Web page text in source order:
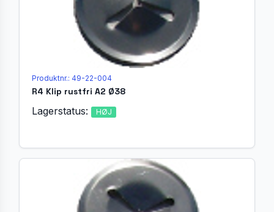
Produktnr.: 49-22-004
R4 Klip rustfri A2 Ø38
Lagerstatus: HØJ